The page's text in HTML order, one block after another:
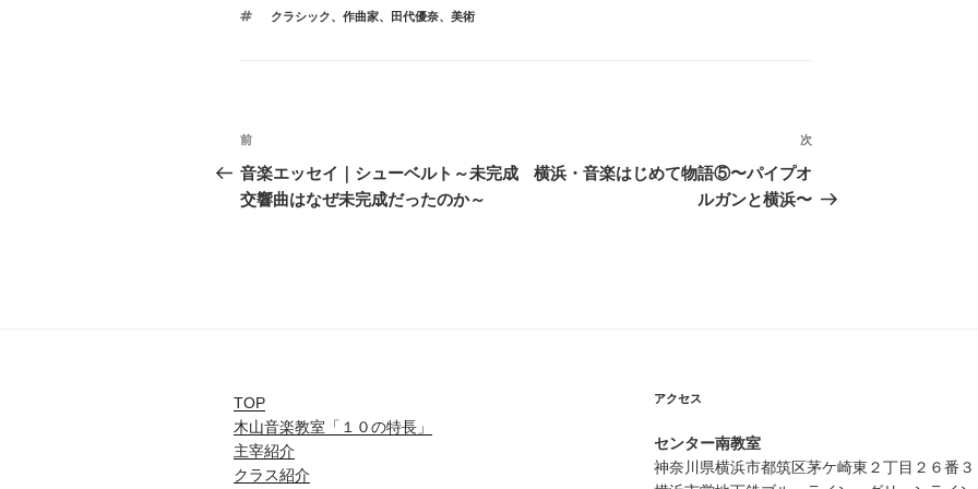
ゴ
タ
クラシック、 作曲家、 田代優奈、 美術
投
稿
ナ
ョ
ン
前
の
投
前
音楽エッセイ｜シューベルト～未完成
交響曲はなぜ未完成だったのか～
次
投
次
横浜・音楽はじめて物語⑤〜パイプオ
ルガンと横浜〜
TOP
木山音楽教室「１０の特長」
主宰紹介
クラス紹介
アクセス
センター南教室
神奈川県横浜市都筑区茅ケ崎東２丁目２６番３